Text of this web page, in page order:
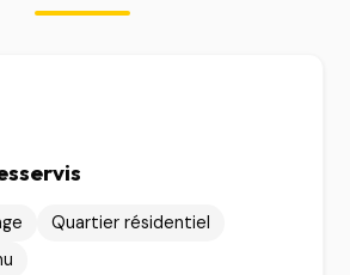
Quartier résidentiel